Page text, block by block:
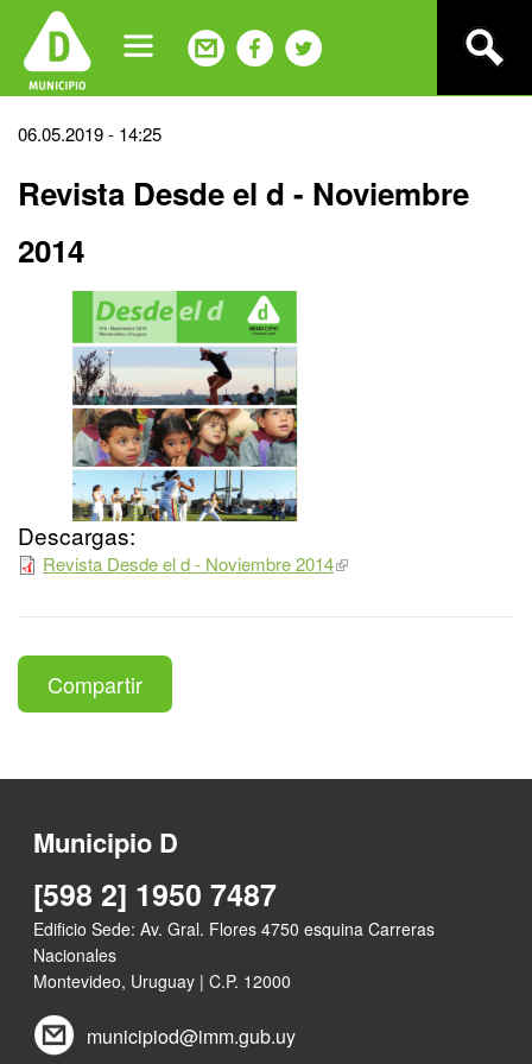
navigation
Back
top
06.05.2019 - 14:25
Revista Desde el d - Noviembre
2014
Descargas:
Revista Desde el d - Noviembre 2014
Compartir
Municipio D
[598 2] 1950 7487
Edificio Sede: Av. Gral. Flores 4750 esquina Carreras
Nacionales
Montevideo, Uruguay | C.P. 12000
municipiod@imm.gub.uy